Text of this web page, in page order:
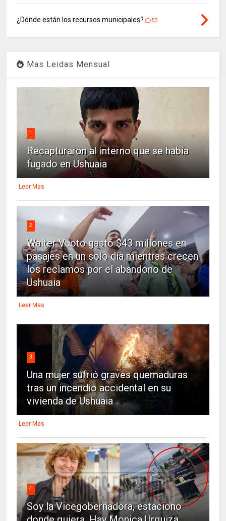
¿Dónde están los recursos municipales? 53
Mas Leidas Mensual
1
Recapturaron al interno que se había
fugado en Ushuaia
Leer Mas
2
Walter Vuoto gastó $43 millones en
pasajes en un solo día mientras crecen
los reclamos por el abandono de
Ushuaia
Leer Mas
3
Una mujer sufrió graves quemaduras
tras un incendio accidental en su
vivienda de Ushuaia
Leer Mas
4
Soy la Vicegobernadora, estaciono